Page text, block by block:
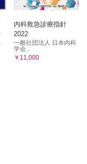
内科救急診療指針
2022
一般社団法人 日本内科
学会...
￥11,000